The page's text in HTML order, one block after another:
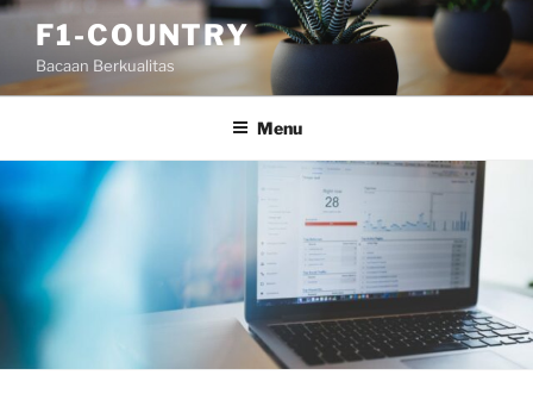
Skip
content
F1-COUNTRY
Bacaan Berkualitas
Menu